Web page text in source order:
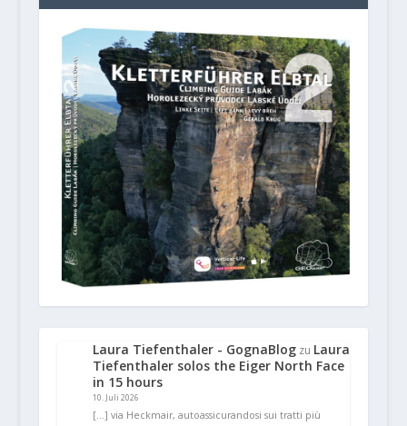
Laura Tiefenthaler - GognaBlogzu Laura
Tiefenthaler solos the Eiger North Face
in 15 hours
10. Juli 2026
[…] via Heckmair, autoassicurandosi sui tratti più